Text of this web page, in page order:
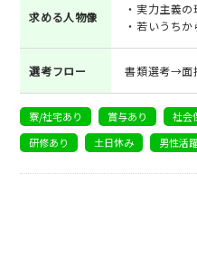
求める人物像
・実力主義
・若いうち
選考フロー 書類選考→面
寮/社宅あり 賞与あり 社会
研修あり
土日休み 男性活